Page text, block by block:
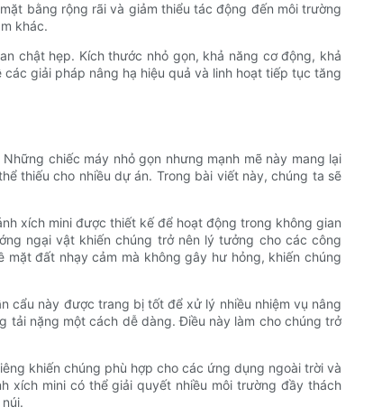
bằng rộng rãi và giảm thiểu tác động đến môi trường
khác.
chật hẹp. Kích thước nhỏ gọn, khả năng cơ động, khả
giải pháp nâng hạ hiệu quả và linh hoạt tiếp tục tăng
chiếc máy nhỏ gọn nhưng mạnh mẽ này mang lại
thiếu cho nhiều dự án. Trong bài viết này, chúng ta sẽ
xích mini được thiết kế để hoạt động trong không gian
ngại vật khiến chúng trở nên lý tưởng cho các công
đất nhạy cảm mà không gây hư hỏng, khiến chúng
cẩu này được trang bị tốt để xử lý nhiều nhiệm vụ nâng
tải nặng một cách dễ dàng. Điều này làm cho chúng trở
khiến chúng phù hợp cho các ứng dụng ngoài trời và
xích mini có thể giải quyết nhiều môi trường đầy thách